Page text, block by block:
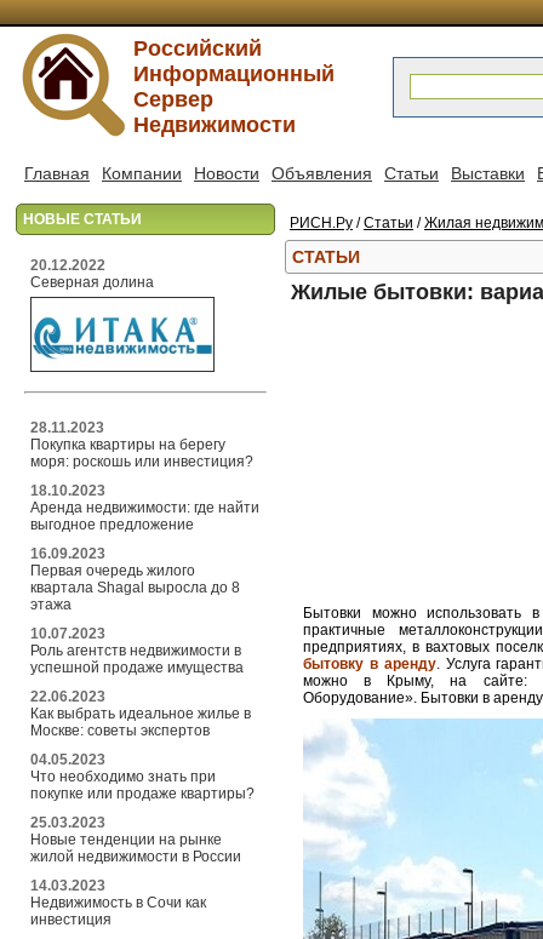
Российский
Информационный
Сервер
Недвижимости
Главная Компании Новости Объявления Статьи Выставки
НОВЫЕ СТАТЬИ
20.12.2022
Северная долина
28.11.2023
Покупка квартиры на берегу
моря: роскошь или инвестиция?
18.10.2023
Аренда недвижимости: где найти
выгодное предложение
16.09.2023
Первая очередь жилого
квартала Shagal выросла до 8
этажа
10.07.2023
Роль агентств недвижимости в
успешной продаже имущества
22.06.2023
Как выбрать идеальное жилье в
Москве: советы экспертов
04.05.2023
Что необходимо знать при
покупке или продаже квартиры?
25.03.2023
Новые тенденции на рынке
жилой недвижимости в России
14.03.2023
Недвижимость в Сочи как
инвестиция
РИСН.Ру /Статьи /Жилая
СТАТЬИ
Жилые бытовки:
Бытовки можно использовать
практичные
предприятиях, в вахтовых
бытовку в аренду. Услуга
можно в Крыму, на сайте:
Оборудование». Бытовки в